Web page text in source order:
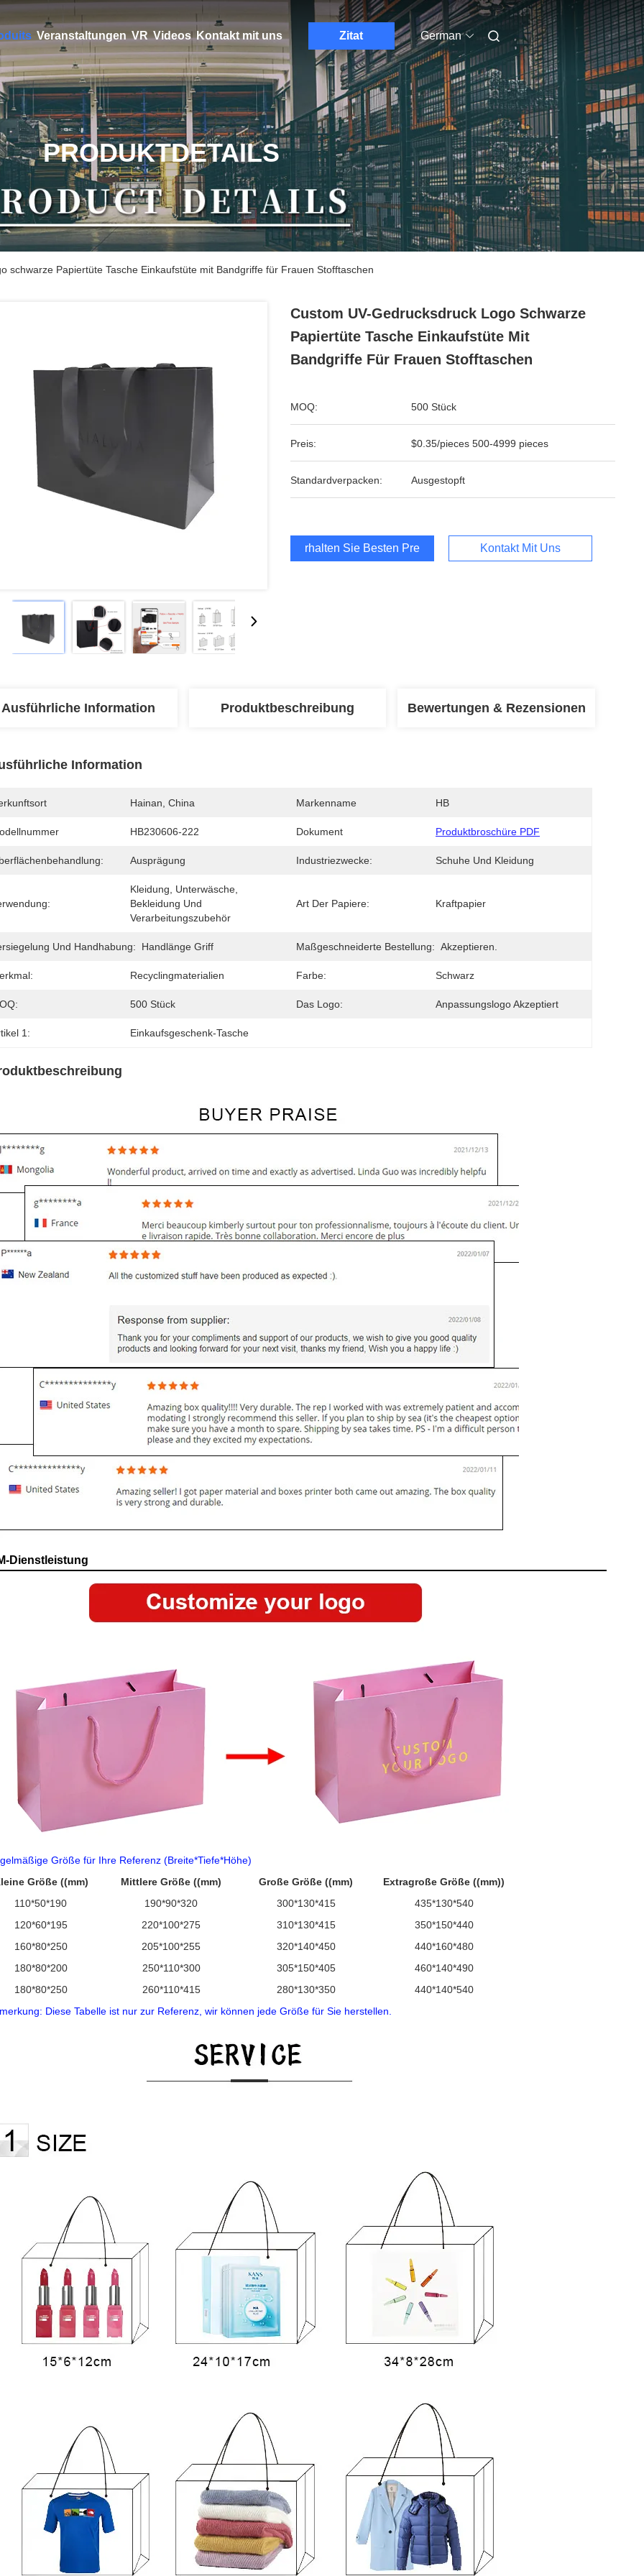
Veranstaltungen VR Videos Kontakt mit uns Zitat German
PRODUKTDETAILS
schwarze Papiertüte Tasche Einkaufstüte mit Bandgriffe für Frauen Stofftaschen
Custom UV-Gedrucksdruck Logo Schwarze
Papiertüte Tasche Einkaufstüte Mit
Bandgriffe Für Frauen Stofftaschen
MOQ: 500 Stück
Preis: $0.35/pieces 500-4999 pieces
Standardverpacken: Ausgestopft
Erhalten Sie Besten Preis Kontakt Mit Uns
Ausführliche Information Produktbeschreibung Bewertungen & Rezensionen
Information
Hainan, China Markenname HB
HB230606-222 Dokument Produktbroschüre PDF
Ausprägung Industriezwecke: Schuhe Und Kleidung
Kleidung, Unterwäsche,
Bekleidung Und
Verarbeitungszubehör
Art Der Papiere: Kraftpapier
Und Handhabung: Handlänge Griff Maßgeschneiderte Bestellung: Akzeptieren.
Recyclingmaterialien Farbe: Schwarz
500 Stück Das Logo: Anpassungslogo Akzeptiert
1: Einkaufsgeschenk-Tasche
Dienstleistung
Größe für Ihre Referenz (Breite*Tiefe*Höhe)
Größe ((mm)
Mittlere Größe ((mm) Große Größe ((mm)
Extragroße Größe ((mm))
110*50*190
190*90*320 300*130*415
435*130*540
120*60*195
220*100*275 310*130*415
350*150*440
160*80*250
205*100*255 320*140*450
440*160*480
180*80*200
250*110*300 305*150*405
460*140*490
180*80*250
260*110*415 280*130*350
440*140*540
Diese Tabelle ist nur zur Referenz, wir können jede Größe für Sie herstellen.